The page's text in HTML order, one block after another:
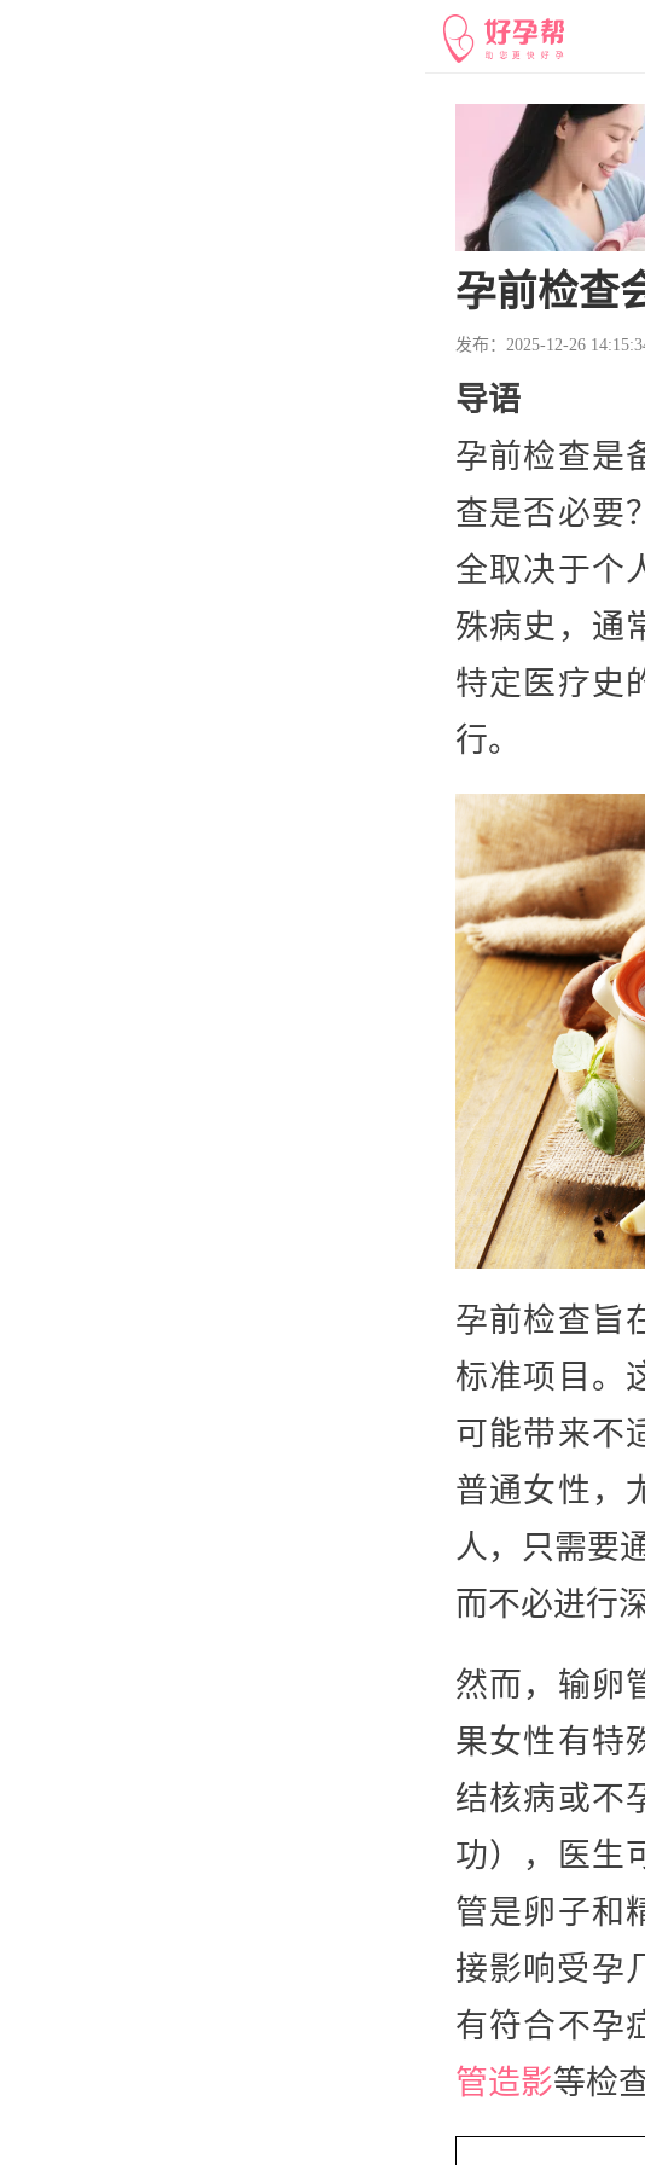
孕前检查
发布：2025-12-26
导语
孕前检查是
查是否必要
全取决于个
殊病史，通
特定医疗史
行。
孕前检查旨
标准项目。
可能带来不
普通女性，
人，只需要
而不必进行
然而，输卵
果女性有特
结核病或不
功），医生
管是卵子和
接影响受孕
有符合不孕
管造影等检查